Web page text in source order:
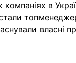
в
власні